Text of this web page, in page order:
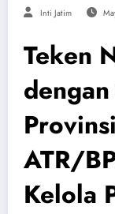
Inti Jatim
Teken
ATR/
Kelola